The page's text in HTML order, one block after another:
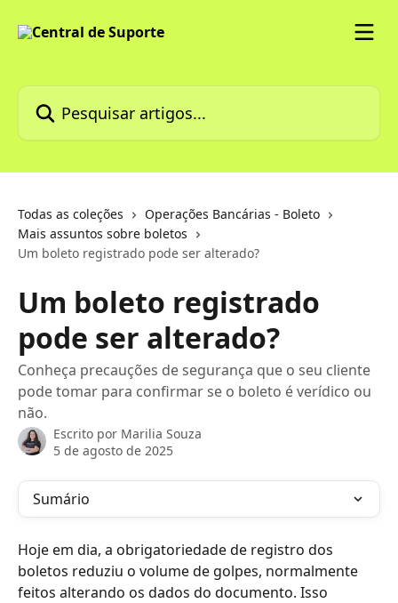
Pesquisar artigos...
Todas as coleções
Operações Bancárias - Boleto
Mais assuntos sobre boletos
Um boleto registrado pode ser alterado?
Um boleto registrado
pode ser alterado?
Conheça precauções de segurança que o seu cliente
pode tomar para confirmar se o boleto é verídico ou
não.
Escrito por Marilia Souza
5 de agosto de 2025
Sumário
Hoje em dia, a obrigatoriedade de registro dos
boletos reduziu o volume de golpes, normalmente
feitos alterando os dados do documento. Isso